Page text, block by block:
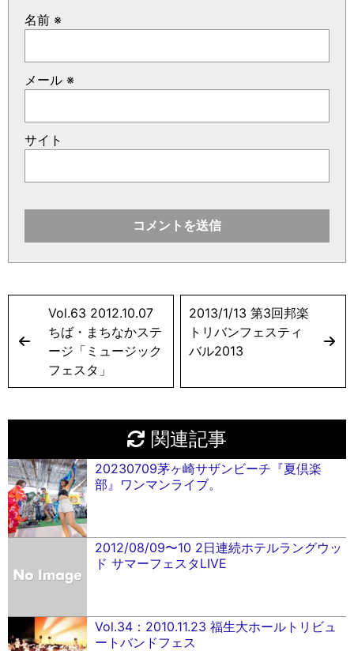
名前 ※
メール ※
サイト
Vol.63 2012.10.07
ちば・まちなかステ
ージ「ミュージック
フェスタ」
2013/1/13 第3回邦楽
トリバンフェスティ
バル2013
関連記事
20230709茅ヶ崎サザンビーチ『夏倶楽
部』ワンマンライブ。
2012/08/09〜10 2日連続ホテルラングウッ
ド サマーフェスタLIVE
Vol.34：2010.11.23 福生大ホールトリビュ
ートバンドフェス